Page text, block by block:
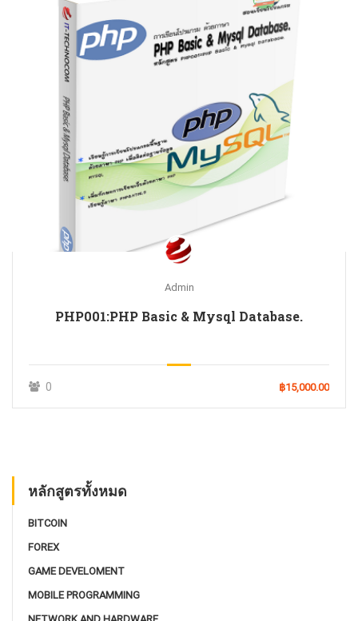
Admin
PHP001:PHP Basic & Mysql Database.
0 ฿15,000.00
หลักสูตรทั้งหมด
BITCOIN
FOREX
GAME DEVELOMENT
MOBILE PROGRAMMING